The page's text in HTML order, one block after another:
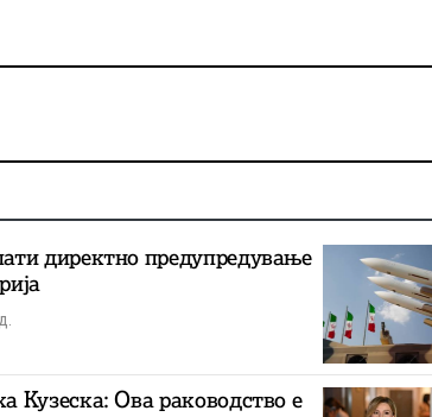
директно предупредување
Кузеска: Ова раководство е